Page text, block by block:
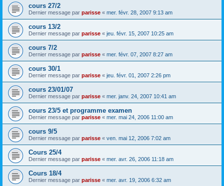
cours 27/2
Dernier message par parisse « mer. févr. 28, 2007 9:13 am
cours 13/2
Dernier message par parisse « jeu. févr. 15, 2007 10:25 am
cours 7/2
Dernier message par parisse « mer. févr. 07, 2007 8:27 am
cours 30/1
Dernier message par parisse « jeu. févr. 01, 2007 2:26 pm
cours 23/01/07
Dernier message par parisse « mer. janv. 24, 2007 10:41 am
cours 23/5 et programme examen
Dernier message par parisse « mer. mai 24, 2006 11:00 am
cours 9/5
Dernier message par parisse « ven. mai 12, 2006 7:02 am
Cours 25/4
Dernier message par parisse « mer. avr. 26, 2006 11:18 am
Cours 18/4
Dernier message par parisse « mer. avr. 19, 2006 6:32 am